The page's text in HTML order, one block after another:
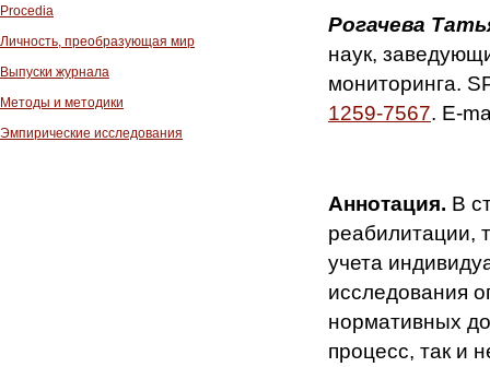
Procedia
Личность, преобразующая мир
Выпуски журнала
Методы и методики
Эмпирические исследования
Рогачева
наук,
мониторинга.
1259-7567. E-
Аннотация. В
реабилитации,
учета
исследования
нормативных
процесс, так и